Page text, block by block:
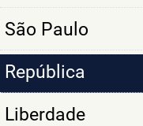
São Paulo
República
Liberdade